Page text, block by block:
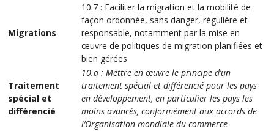
Migrations
10.7 : Faciliter la migration et la mobilité de
façon ordonnée, sans danger, régulière et
responsable, notamment par la mise en
œuvre de politiques de migration planifiées et
bien gérées
Traitement
spécial et
différencié
10.a : Mettre en œuvre le principe d’un
traitement spécial et différencié pour les pays
en développement, en particulier les pays les
moins avancés, conformément aux accords de
l’Organisation mondiale du commerce